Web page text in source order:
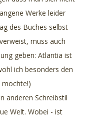
Werke leider
des Buches selbst
muss auch
geben: Atlantia ist
ich besonders den
mochte!)
anderen Schreibstil
Welt. Wobei - ist